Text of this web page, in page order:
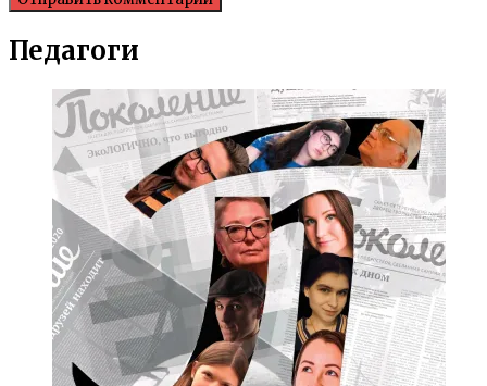
Педагоги